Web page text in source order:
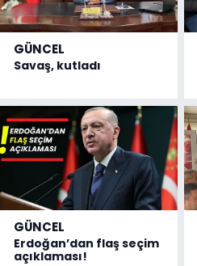
GÜNCEL
Savaş, kutladı
GÜNCEL
Erdoğan’dan flaş seçim
açıklaması!